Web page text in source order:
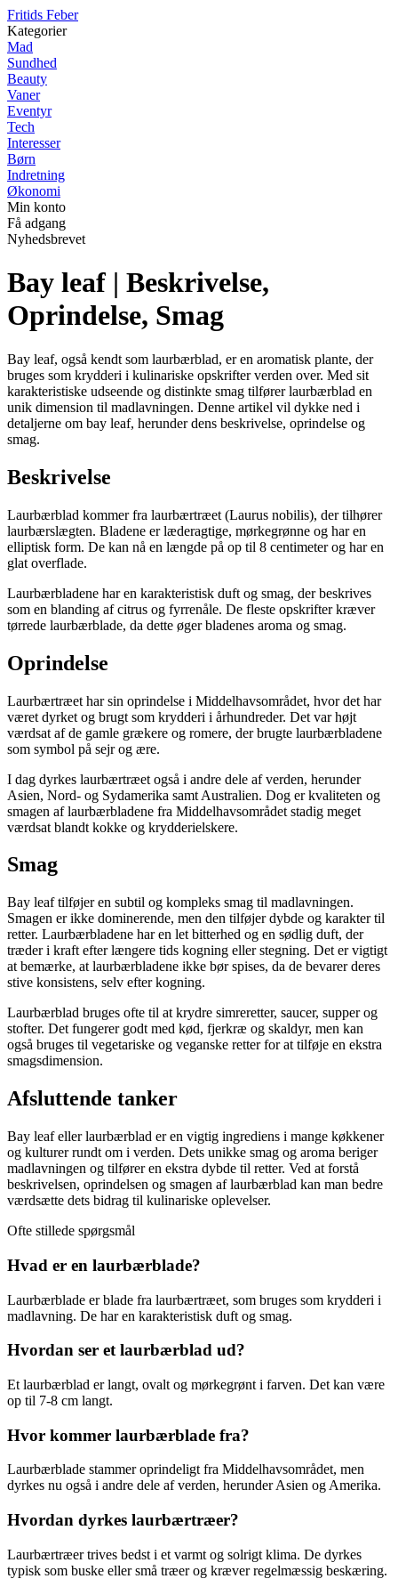
Fritids Feber
Kategorier
Mad
Sundhed
Beauty
Vaner
Eventyr
Tech
Interesser
Børn
Indretning
Økonomi
Min konto
Få adgang
Nyhedsbrevet
Bay leaf | Beskrivelse,
Oprindelse, Smag
Bay leaf, også kendt som laurbærblad, er en aromatisk plante, der
bruges som krydderi i kulinariske opskrifter verden over. Med sit
karakteristiske udseende og distinkte smag tilfører laurbærblad en
unik dimension til madlavningen. Denne artikel vil dykke ned i
detaljerne om bay leaf, herunder dens beskrivelse, oprindelse og
smag.
Beskrivelse
Laurbærblad kommer fra laurbærtræet (Laurus nobilis), der tilhører
laurbærslægten. Bladene er læderagtige, mørkegrønne og har en
elliptisk form. De kan nå en længde på op til 8 centimeter og har en
glat overflade.
Laurbærbladene har en karakteristisk duft og smag, der beskrives
som en blanding af citrus og fyrrenåle. De fleste opskrifter kræver
tørrede laurbærblade, da dette øger bladenes aroma og smag.
Oprindelse
Laurbærtræet har sin oprindelse i Middelhavsområdet, hvor det har
været dyrket og brugt som krydderi i århundreder. Det var højt
værdsat af de gamle grækere og romere, der brugte laurbærbladene
som symbol på sejr og ære.
I dag dyrkes laurbærtræet også i andre dele af verden, herunder
Asien, Nord- og Sydamerika samt Australien. Dog er kvaliteten og
smagen af laurbærbladene fra Middelhavsområdet stadig meget
værdsat blandt kokke og krydderielskere.
Smag
Bay leaf tilføjer en subtil og kompleks smag til madlavningen.
Smagen er ikke dominerende, men den tilføjer dybde og karakter til
retter. Laurbærbladene har en let bitterhed og en sødlig duft, der
træder i kraft efter længere tids kogning eller stegning. Det er vigtigt
at bemærke, at laurbærbladene ikke bør spises, da de bevarer deres
stive konsistens, selv efter kogning.
Laurbærblad bruges ofte til at krydre simreretter, saucer, supper og
stofter. Det fungerer godt med kød, fjerkræ og skaldyr, men kan
også bruges til vegetariske og veganske retter for at tilføje en ekstra
smagsdimension.
Afsluttende tanker
Bay leaf eller laurbærblad er en vigtig ingrediens i mange køkkener
og kulturer rundt om i verden. Dets unikke smag og aroma beriger
madlavningen og tilfører en ekstra dybde til retter. Ved at forstå
beskrivelsen, oprindelsen og smagen af laurbærblad kan man bedre
værdsætte dets bidrag til kulinariske oplevelser.
Ofte stillede spørgsmål
Hvad er en laurbærblade?
Laurbærblade er blade fra laurbærtræet, som bruges som krydderi i
madlavning. De har en karakteristisk duft og smag.
Hvordan ser et laurbærblad ud?
Et laurbærblad er langt, ovalt og mørkegrønt i farven. Det kan være
op til 7-8 cm langt.
Hvor kommer laurbærblade fra?
Laurbærblade stammer oprindeligt fra Middelhavsområdet, men
dyrkes nu også i andre dele af verden, herunder Asien og Amerika.
Hvordan dyrkes laurbærtræer?
Laurbærtræer trives bedst i et varmt og solrigt klima. De dyrkes
typisk som buske eller små træer og kræver regelmæssig beskæring.